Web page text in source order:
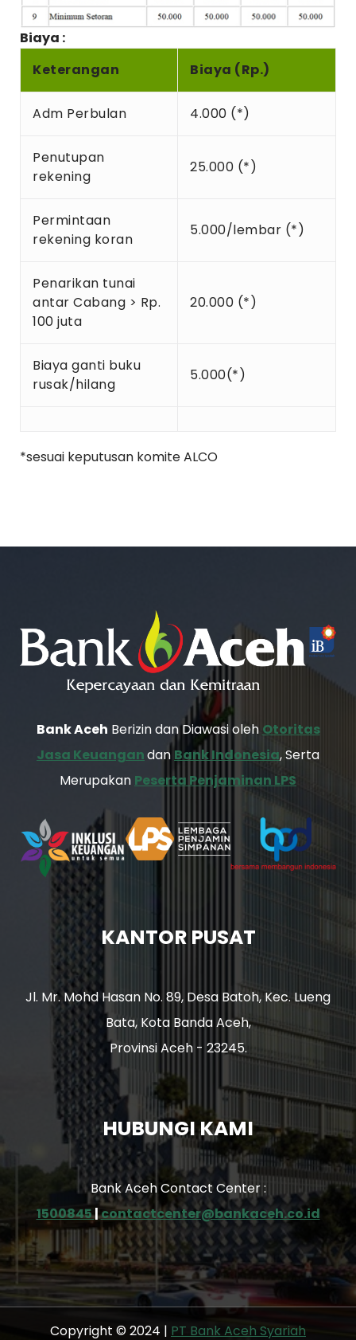
Biaya :
Keterangan
Biaya (Rp.)
Adm Perbulan 4.000 (*)
Penutupan
rekening
25.000 (*)
Permintaan
rekening koran
5.000/lembar (*)
Penarikan tunai
antar Cabang > Rp.
100 juta
20.000 (*)
Biaya ganti buku
rusak/hilang
5.000(*)
*sesuai keputusan komite ALCO
Bank Aceh Berizin dan Diawasi oleh Otoritas
Jasa Keuangandan Bank Indonesia, Serta
Merupakan Peserta Penjaminan LPS
KANTOR PUSAT
Jl. Mr. Mohd Hasan No. 89, Desa Batoh, Kec. Lueng
Bata, Kota Banda Aceh,
Provinsi Aceh - 23245.
HUBUNGI KAMI
Bank Aceh Contact Center :
1500845|contactcenter@bankaceh.co.id
Copyright © 2024 | PT Bank Aceh Syariah